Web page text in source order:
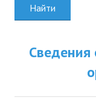
Найти
Сведения